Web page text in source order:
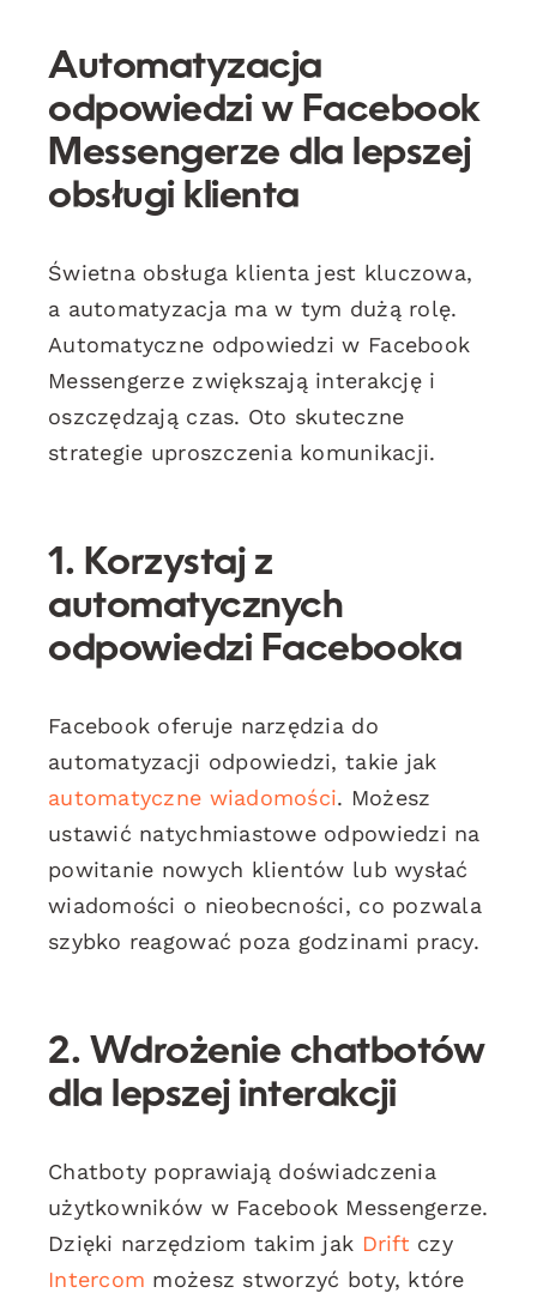
Automatyzacja
odpowiedzi w Facebook
Messengerze dla lepszej
obsługi klienta
Świetna obsługa klienta jest kluczowa,
a automatyzacja ma w tym dużą rolę.
Automatyczne odpowiedzi w Facebook
Messengerze zwiększają interakcję i
oszczędzają czas. Oto skuteczne
strategie uproszczenia komunikacji.
1. Korzystaj z
automatycznych
odpowiedzi Facebooka
Facebook oferuje narzędzia do
automatyzacji odpowiedzi, takie jak
automatyczne wiadomości. Możesz
ustawić natychmiastowe odpowiedzi na
powitanie nowych klientów lub wysłać
wiadomości o nieobecności, co pozwala
szybko reagować poza godzinami pracy.
2. Wdrożenie chatbotów
dla lepszej interakcji
Chatboty poprawiają doświadczenia
użytkowników w Facebook Messengerze.
Dzięki narzędziom takim jak Drift czy
Intercom możesz stworzyć boty, które